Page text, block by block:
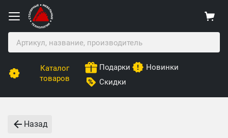
Каталог
товаров
Подарки
Новинки
Скидки
Назад